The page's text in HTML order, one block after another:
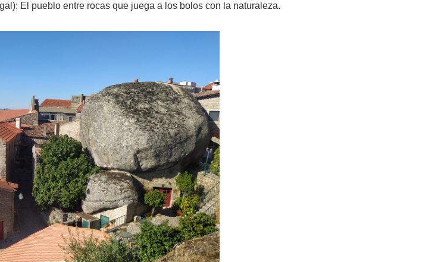
El pueblo entre rocas que juega a los bolos con la naturaleza.